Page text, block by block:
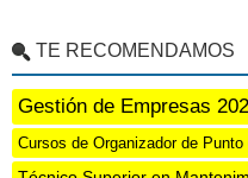
TE RECOMENDAMOS
Gestión de Empresas
Cursos de Organizador de